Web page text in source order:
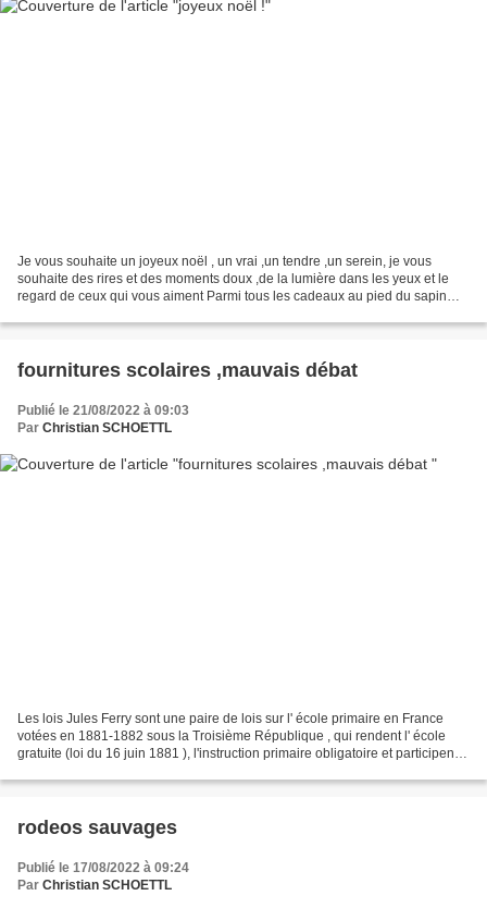
Je vous souhaite un joyeux noël , un vrai ,un tendre ,un serein, je vous
souhaite des rires et des moments doux ,de la lumière dans les yeux et le
regard de ceux qui vous aiment Parmi tous les cadeaux au pied du sapin
fournitures scolaires ,mauvais débat
Publié le 21/08/2022 à 09:03
Par Christian SCHOETTL
Les lois Jules Ferry sont une paire de lois sur l' école primaire en France
votées en 1881-1882 sous la Troisième République , qui rendent l' école
gratuite (loi du 16 juin 1881 ), l'instruction primaire obligatoire et participent à
rodeos sauvages
Publié le 17/08/2022 à 09:24
Par Christian SCHOETTL